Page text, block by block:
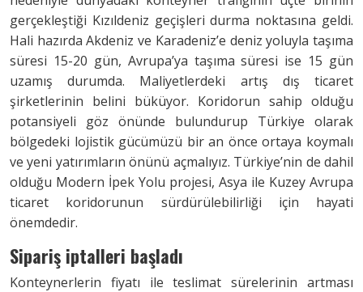
gerçekleştiği Kızıldeniz geçişleri durma noktasına geldi.
Hali hazırda Akdeniz ve Karadeniz’e deniz yoluyla taşıma
süresi 15-20 gün, Avrupa’ya taşıma süresi ise 15 gün
uzamış durumda. Maliyetlerdeki artış dış ticaret
şirketlerinin belini büküyor. Koridorun sahip olduğu
potansiyeli göz önünde bulundurup Türkiye olarak
bölgedeki lojistik gücümüzü bir an önce ortaya koymalı
ve yeni yatırımların önünü açmalıyız. Türkiye’nin de dahil
olduğu Modern İpek Yolu projesi, Asya ile Kuzey Avrupa
ticaret koridorunun sürdürülebilirliği için hayati
önemdedir.
Sipariş iptalleri başladı
Konteynerlerin fiyatı ile teslimat sürelerinin artması